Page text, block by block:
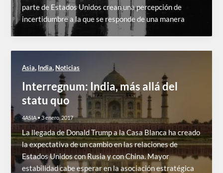
parte de Estados Unidos crean una percepción de
incertidumbre a la que se responde de una manera
Asia, India, Noticias
Interregnum: India, más allá del
statu quo
4ASIA •3 enero, 2017
La llegada de Donald Trump a la Casa Blanca ha creado
la expectativa de un cambio en las relaciones de
Estados Unidos con Rusia y con China. Mayor
estabilidad cabe esperar en la asociación estratégica